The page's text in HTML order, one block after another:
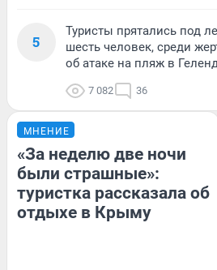
5
Туристы прятались под
шесть человек, среди
об атаке на пляж в
7 082 36
МНЕНИЕ
«За неделю две ночи
были страшные»:
туристка рассказала об
отдыхе в Крыму